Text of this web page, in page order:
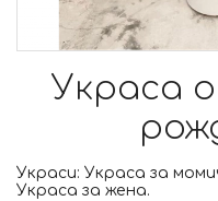
Украса
Украси: Украса за
Украса за жена.